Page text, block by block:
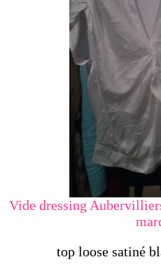
Vide dressing
top loose satiné